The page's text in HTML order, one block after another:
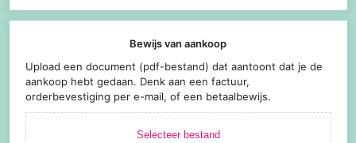
Bewijs van aankoop
Upload een document (pdf-bestand) dat aantoont dat je de
aankoop hebt gedaan. Denk aan een factuur,
orderbevestiging per e-mail, of een betaalbewijs.
Selecteer bestand